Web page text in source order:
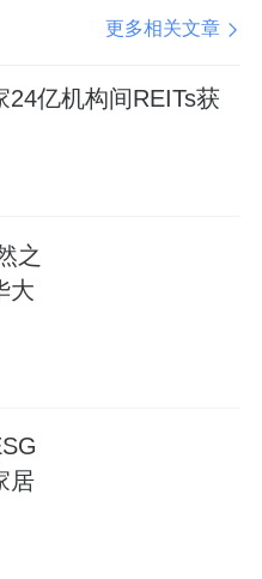
华北区域的重点标
全面展示了惠达最
盖AI智能马桶、多
结合的设计理念，
式，打造了多种实
零距离感受“健康卫
。
）、惠达卫浴总裁王
狮点睛
更多相关文章
24亿机构间REITs获
大
居